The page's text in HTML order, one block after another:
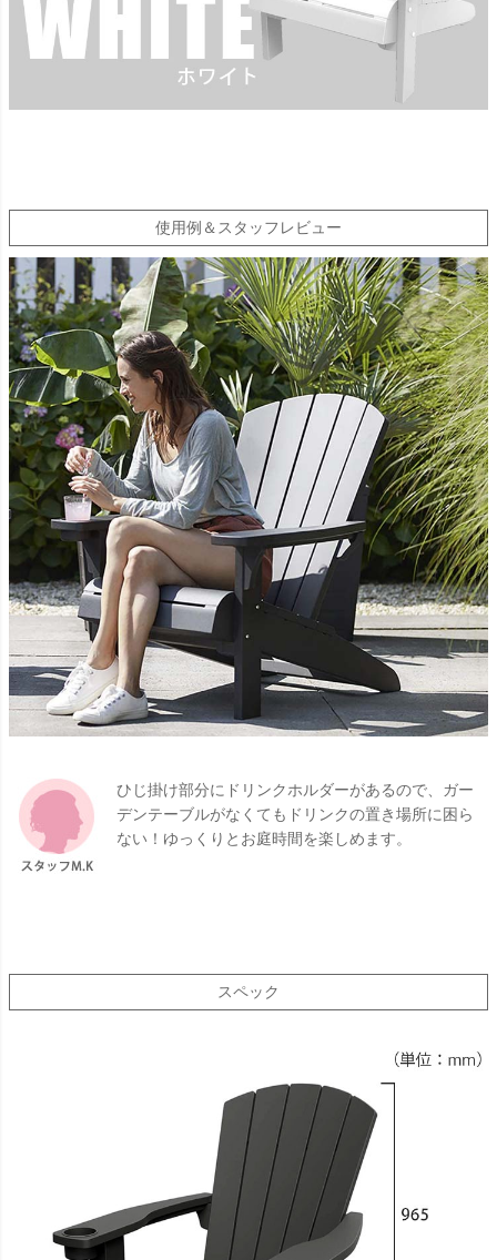
使用例＆スタッフレビュー
ひじ掛け部分にドリンクホルダーがあるので、ガー
デンテーブルがなくてもドリンクの置き場所に困ら
ない！ゆっくりとお庭時間を楽しめます。
スペック